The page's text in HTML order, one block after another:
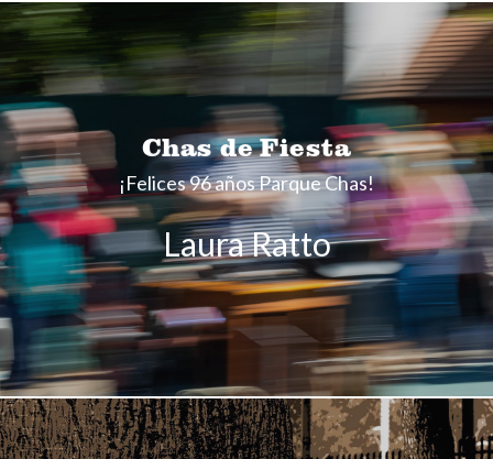
Chas de Fiesta
¡Felices 96 años Parque Chas!
Laura Ratto